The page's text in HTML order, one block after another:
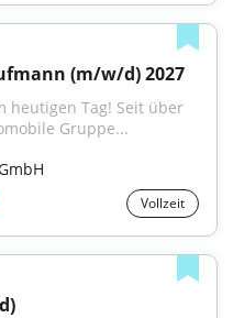
(m/w/d) 2027
heutigen Tag! Seit über
Gruppe...
Vollzeit